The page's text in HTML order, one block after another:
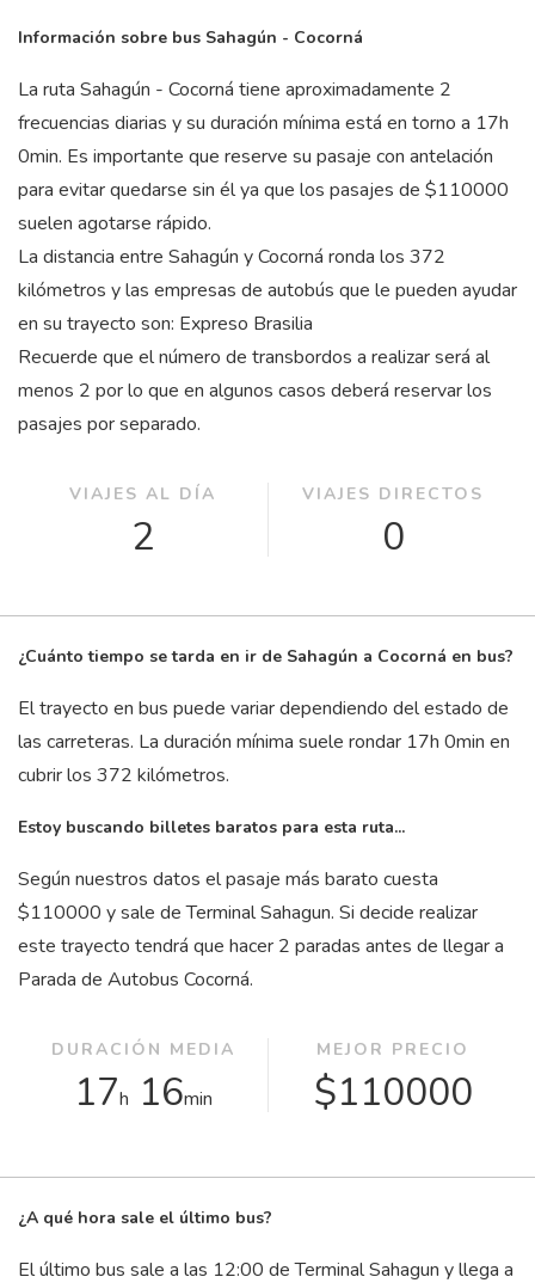
Información sobre bus Sahagún - Cocorná
La ruta Sahagún - Cocorná tiene aproximadamente 2
frecuencias diarias y su duración mínima está en torno a 17h
0min. Es importante que reserve su pasaje con antelación
para evitar quedarse sin él ya que los pasajes de $110000
suelen agotarse rápido.
La distancia entre Sahagún y Cocorná ronda los 372
kilómetros y las empresas de autobús que le pueden ayudar
en su trayecto son: Expreso Brasilia
Recuerde que el número de transbordos a realizar será al
menos 2 por lo que en algunos casos deberá reservar los
pasajes por separado.
VIAJES AL DÍA
2
VIAJES DIRECTOS
0
¿Cuánto tiempo se tarda en ir de Sahagún a Cocorná en bus?
El trayecto en bus puede variar dependiendo del estado de
las carreteras. La duración mínima suele rondar 17h 0min en
cubrir los 372 kilómetros.
Estoy buscando billetes baratos para esta ruta...
Según nuestros datos el pasaje más barato cuesta
$110000 y sale de Terminal Sahagun. Si decide realizar
este trayecto tendrá que hacer 2 paradas antes de llegar a
Parada de Autobus Cocorná.
DURACIÓN MEDIA
17h 16min
MEJOR PRECIO
$110000
¿A qué hora sale el último bus?
El último bus sale a las 12:00 de Terminal Sahagun y llega a